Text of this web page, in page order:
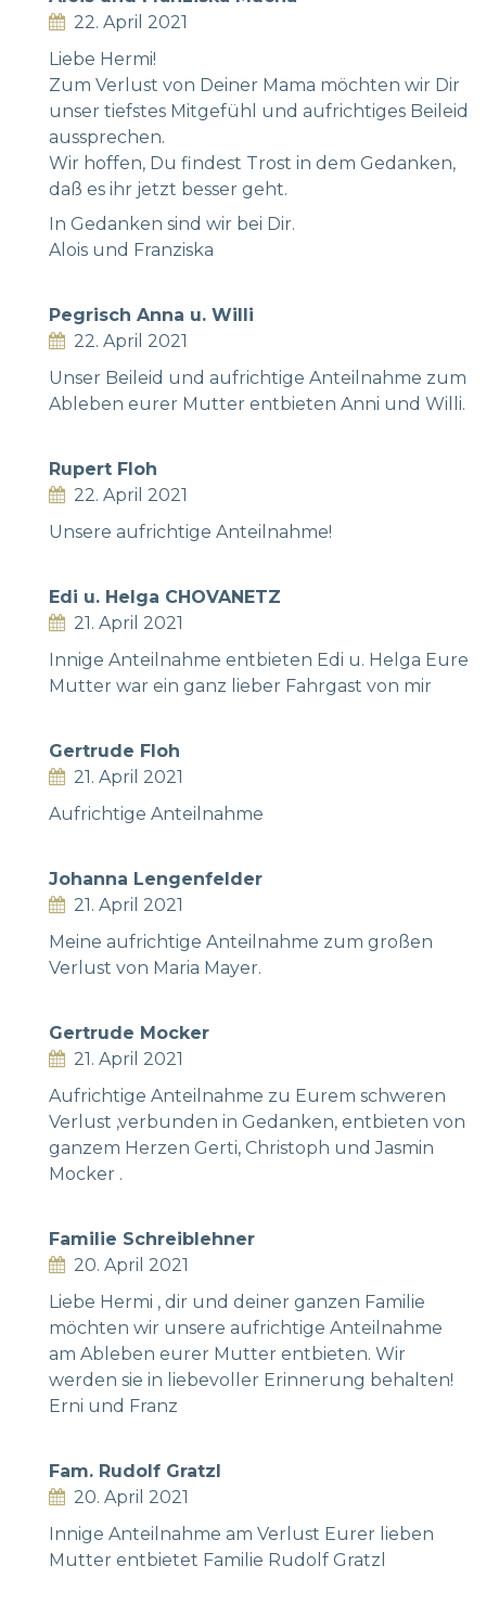
22. April 2021
Liebe Hermi!
Zum Verlust von Deiner Mama möchten wir Dir
unser tiefstes Mitgefühl und aufrichtiges Beileid
aussprechen.
Wir hoffen, Du findest Trost in dem Gedanken,
daß es ihr jetzt besser geht.
In Gedanken sind wir bei Dir.
Alois und Franziska
Pegrisch Anna u. Willi
22. April 2021
Unser Beileid und aufrichtige Anteilnahme zum
Ableben eurer Mutter entbieten Anni und Willi.
Rupert Floh
22. April 2021
Unsere aufrichtige Anteilnahme!
Edi u. Helga CHOVANETZ
21. April 2021
Innige Anteilnahme entbieten Edi u. Helga Eure
Mutter war ein ganz lieber Fahrgast von mir
Gertrude Floh
21. April 2021
Aufrichtige Anteilnahme
Johanna Lengenfelder
21. April 2021
Meine aufrichtige Anteilnahme zum großen
Verlust von Maria Mayer.
Gertrude Mocker
21. April 2021
Aufrichtige Anteilnahme zu Eurem schweren
Verlust ,verbunden in Gedanken, entbieten von
ganzem Herzen Gerti, Christoph und Jasmin
Mocker .
Familie Schreiblehner
20. April 2021
Liebe Hermi , dir und deiner ganzen Familie
möchten wir unsere aufrichtige Anteilnahme
am Ableben eurer Mutter entbieten. Wir
werden sie in liebevoller Erinnerung behalten!
Erni und Franz
Fam. Rudolf Gratzl
20. April 2021
Innige Anteilnahme am Verlust Eurer lieben
Mutter entbietet Familie Rudolf Gratzl